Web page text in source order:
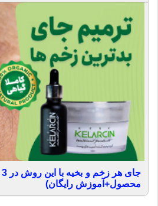
محصول+آموزش رایگان)